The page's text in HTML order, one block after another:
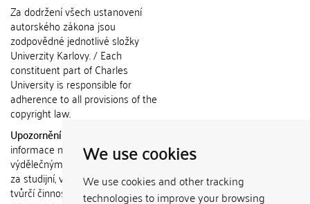
We use cookies
We use cookies and other tracking
technologies to improve your browsing
Za dodržení všech ustanovení
autorského zákona jsou
zodpovědné jednotlivé složky
Univerzity Karlovy. / Each
constituent part of Charles
University is responsible for
adherence to all provisions of the
copyright law.
Upozornění / Notice:
informace nemohou být použity k
výdělečným účelům nebo vydávány
za studijní, vědeckou nebo jinou
tvůrčí činnost jiné osoby než autora.